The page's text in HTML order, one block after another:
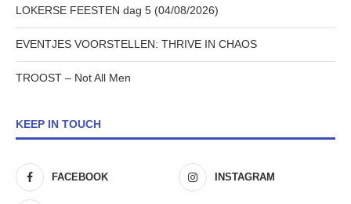
LOKERSE FEESTEN dag 5 (04/08/2026)
EVENTJES VOORSTELLEN: THRIVE IN CHAOS
TROOST – Not All Men
KEEP IN TOUCH
FACEBOOK INSTAGRAM